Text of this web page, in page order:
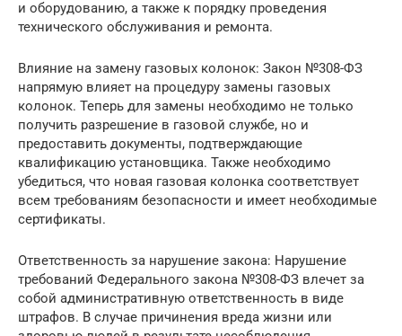
и оборудованию, а также к порядку проведения
технического обслуживания и ремонта.
Влияние на замену газовых колонок: Закон №308-ФЗ
напрямую влияет на процедуру замены газовых
колонок. Теперь для замены необходимо не только
получить разрешение в газовой службе, но и
предоставить документы, подтверждающие
квалификацию установщика. Также необходимо
убедиться, что новая газовая колонка соответствует
всем требованиям безопасности и имеет необходимые
сертификаты.
Ответственность за нарушение закона: Нарушение
требований Федерального закона №308-ФЗ влечет за
собой административную ответственность в виде
штрафов. В случае причинения вреда жизни или